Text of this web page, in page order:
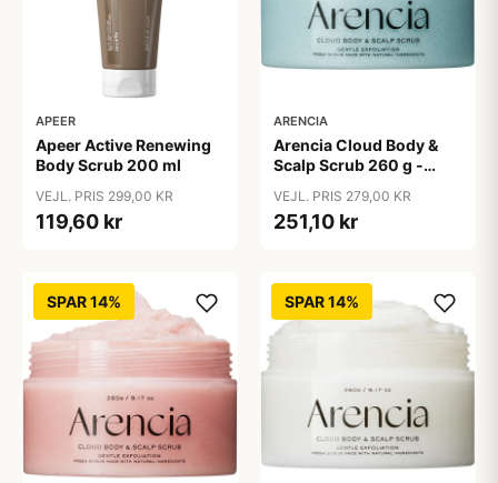
APEER
Apeer Active Renewing
Body Scrub 200 ml
VEJL. PRIS 299,00 KR
119,60 kr
ARENCIA
Arencia Cloud Body &
Scalp Scrub 260 g -
VEJL. PRIS 279,00 KR
251,10 kr
SPAR 14% SPAR 14%